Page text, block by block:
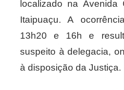
localizado na Avenida
Itaipuaçu. A
13h20 e 16h e
suspeito à delegacia,
à disposição da Justiça.